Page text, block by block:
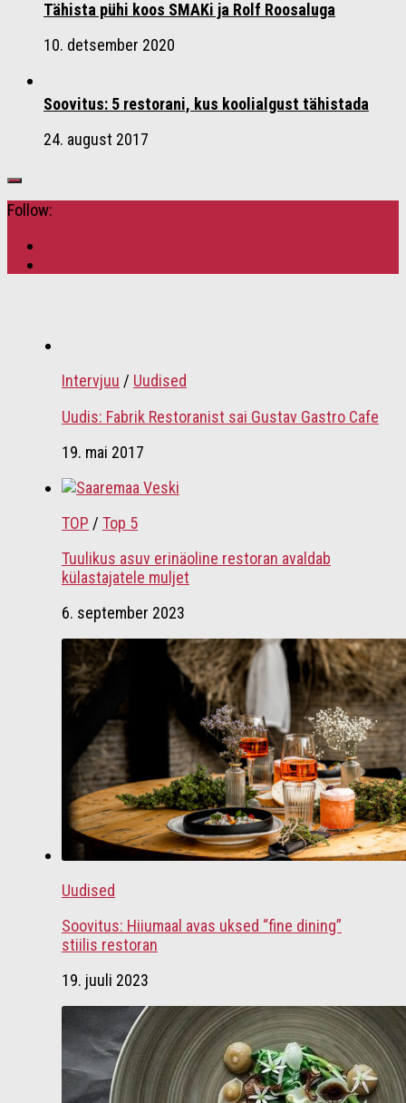
Tähista pühi koos SMAKi ja Rolf Roosaluga
10. detsember 2020
Soovitus: 5 restorani, kus koolialgust tähistada
24. august 2017
Follow:
Intervjuu / Uudised
Uudis: Fabrik Restoranist sai Gustav Gastro Cafe
19. mai 2017
TOP / Top 5
Tuulikus asuv erinäoline restoran avaldab
külastajatele muljet
6. september 2023
Uudised
Soovitus: Hiiumaal avas uksed “fine dining”
stiilis restoran
19. juuli 2023